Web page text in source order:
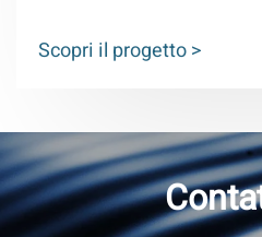
Sarcedo e Montecchio
Scopri il progetto >